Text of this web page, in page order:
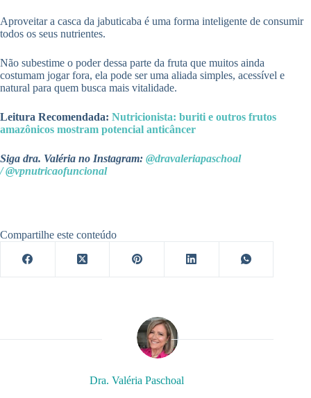
Aproveitar a casca da jabuticaba é uma forma inteligente de consumir
todos os seus nutrientes.
Não subestime o poder dessa parte da fruta que muitos ainda
costumam jogar fora, ela pode ser uma aliada simples, acessível e
natural para quem busca mais vitalidade.
Leitura Recomendada: Nutricionista: buriti e outros frutos
amazônicos mostram potencial anticâncer
Siga dra. Valéria no Instagram: @dravaleriapaschoal
/@vpnutricaofuncional
Compartilhe este conteúdo
Dra. Valéria Paschoal